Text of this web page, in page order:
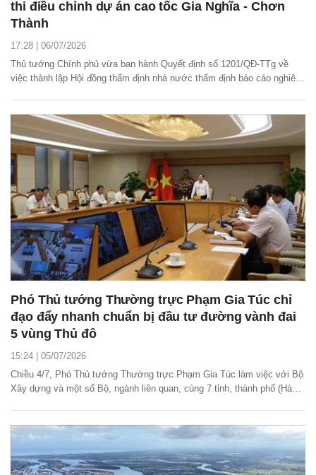
thi điều chỉnh dự án cao tốc Gia Nghĩa - Chơn
Thành
17:28 | 06/07/2026
Thủ tướng Chính phủ vừa ban hành Quyết định số 1201/QĐ-TTg về
việc thành lập Hội đồng thẩm định nhà nước thẩm định báo cáo nghiên
Phó Thủ tướng Thường trực Phạm Gia Túc chỉ
đạo đẩy nhanh chuẩn bị đầu tư đường vành đai
5 vùng Thủ đô
15:24 | 05/07/2026
Chiều 4/7, Phó Thủ tướng Thường trực Phạm Gia Túc làm việc với Bộ
Xây dựng và một số Bộ, ngành liên quan, cùng 7 tỉnh, thành phố (Hà